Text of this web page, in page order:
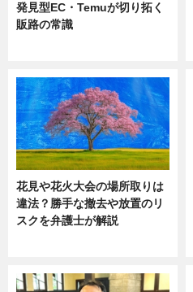
発見型EC・Temuが切り拓く
販路の常識
花見や花火大会の場所取りは
違法？勝手な撤去や放置のリ
スクを弁護士が解説